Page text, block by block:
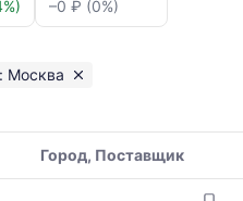
–0 ₽ (0%)
Москва
Город, Поставщик